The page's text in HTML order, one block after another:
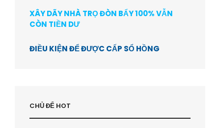
XÂY DÃY NHÀ TRỌ ĐÒN BẨY 100% VẪN
CÒN TIỀN DƯ
ĐIỀU KIỆN ĐỂ ĐƯỢC CẤP SỔ HỒNG
CHỦ ĐỂ HOT